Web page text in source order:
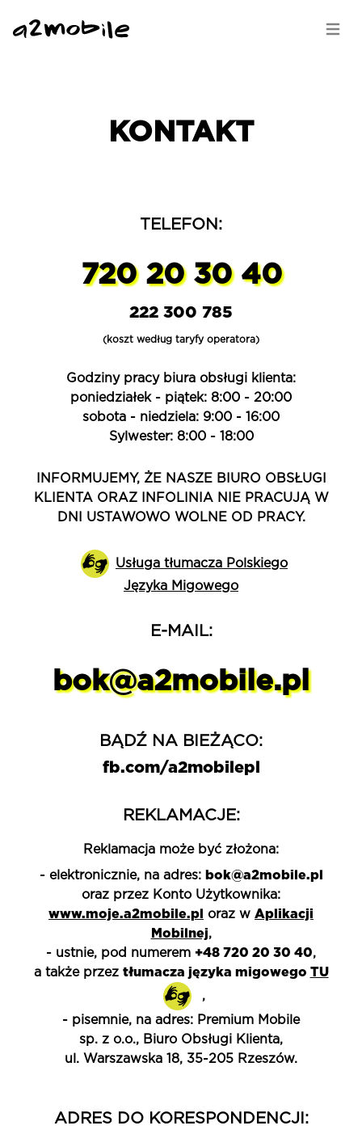
Open
KONTAKT
TELEFON:
720 20 30 40
222 300 785
(koszt według taryfy operatora)
Godziny pracy biura obsługi klienta:
poniedziałek - piątek: 8:00 - 20:00
sobota - niedziela: 9:00 - 16:00
Sylwester: 8:00 - 18:00
INFORMUJEMY, ŻE NASZE BIURO OBSŁUGI
KLIENTA ORAZ INFOLINIA NIE PRACUJĄ W
DNI USTAWOWO WOLNE OD PRACY.
Usługa tłumacza Polskiego
Języka Migowego
E-MAIL:
bok@a2mobile.pl
BĄDŹ NA BIEŻĄCO:
fb.com/a2mobilepl
REKLAMACJE:
Reklamacja może być złożona:
- elektronicznie, na adres: bok@a2mobile.pl
oraz przez Konto Użytkownika:
www.moje.a2mobile.pl oraz w Aplikacji
Mobilnej,
- ustnie, pod numerem +48 720 20 30 40,
a także przez tłumacza języka migowego TU
,
- pisemnie, na adres: Premium Mobile
sp. z o.o., Biuro Obsługi Klienta,
ul. Warszawska 18, 35-205 Rzeszów.
ADRES DO KORESPONDENCJI: